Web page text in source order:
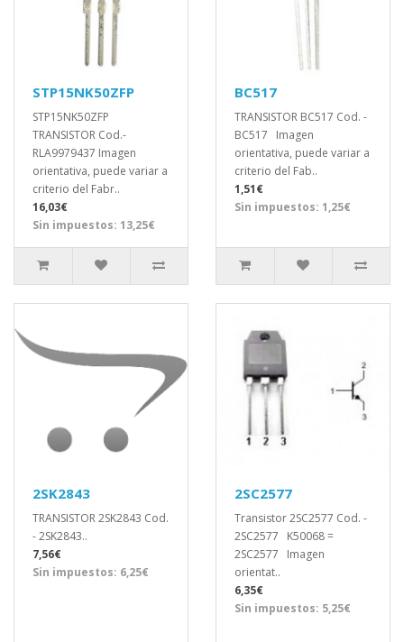
STP15NK50ZFP
STP15NK50ZFP
TRANSISTOR Cod.-
RLA9979437 Imagen
orientativa, puede variar a
criterio del Fabr..
16,03€
Sin impuestos: 13,25€
BC517
TRANSISTOR BC517 Cod. -
BC517 Imagen
orientativa, puede variar a
criterio del Fab..
1,51€
Sin impuestos: 1,25€
2SK2843
TRANSISTOR 2SK2843 Cod.
- 2SK2843..
7,56€
Sin impuestos: 6,25€
2SC2577
Transistor 2SC2577 Cod. -
2SC2577 K50068 =
2SC2577 Imagen
orientat..
6,35€
Sin impuestos: 5,25€